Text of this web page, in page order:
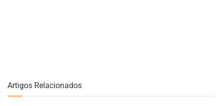
Artigos Relacionados